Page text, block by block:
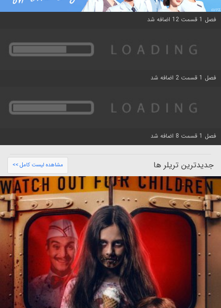
فصل 1 قسمت 12 اضافه شد
فصل 1 قسمت 2 اضافه شد
فصل 1 قسمت 8 اضافه شد
جدیدترین تریلر ها مشاهده لیست کامل >>